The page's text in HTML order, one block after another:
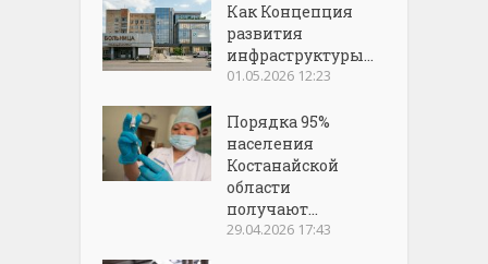
Как Концепция
развития
инфраструктуры...
01.05.2026 12:23
Порядка 95%
населения
Костанайской
области
получают...
29.04.2026 17:43